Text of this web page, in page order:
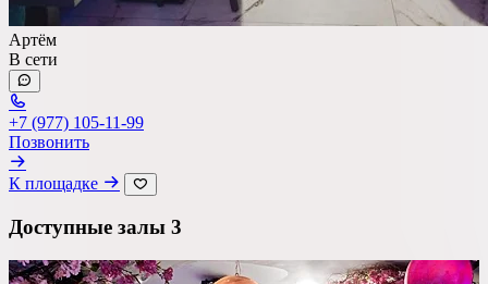
Танцпол
Со сценой
Со своим алкоголем
С живой музыкой
С панорамным видом
С детской комнатой
Артём
В сети
+7 (977) 105-11-99
Позвонить
К площадке
Доступные залы 3